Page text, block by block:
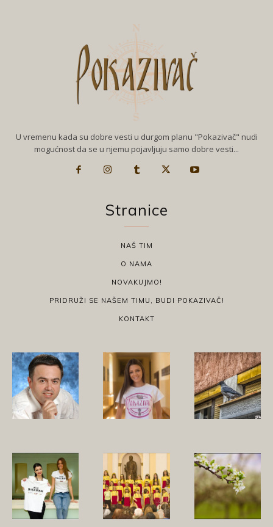
U vremenu kada su dobre vesti u durgom planu "Pokazivač" nudi
mogućnost da se u njemu pojavljuju samo dobre vesti...
Stranice
NAŠ TIM
O NAMA
NOVAKUJMO!
PRIDRUŽI SE NAŠEM TIMU, BUDI POKAZIVAČ!
KONTAKT